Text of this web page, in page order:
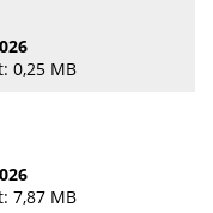
0,25 MB
7,87 MB